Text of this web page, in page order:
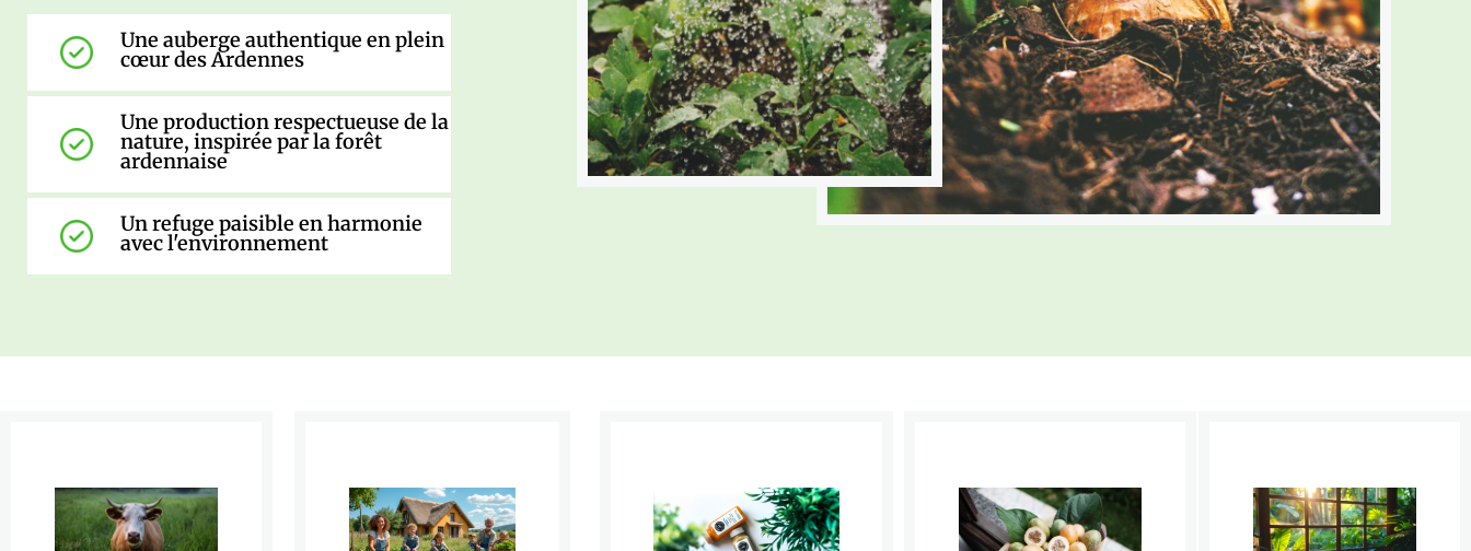
Une auberge authentique en plein
cœur des Ardennes
Une production respectueuse de la
nature, inspirée par la forêt
ardennaise
Un refuge paisible en harmonie
avec l'environnement